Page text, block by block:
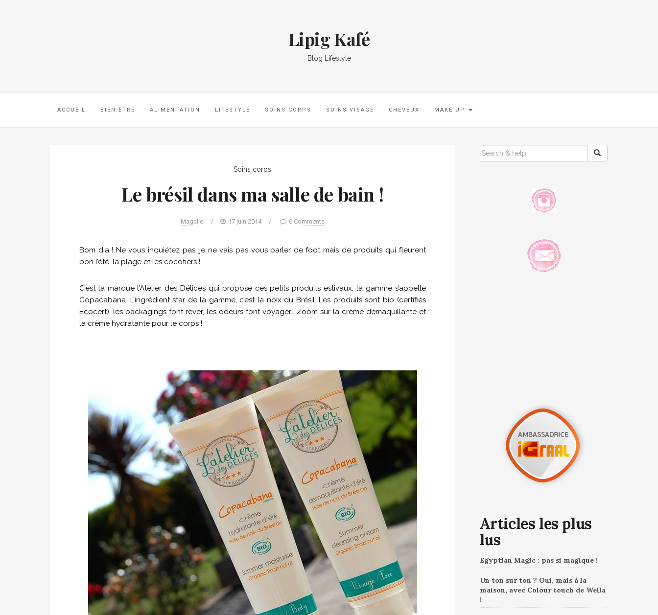
Lipig Kafé
Blog Lifestyle
ACCUEIL BIEN-ÊTRE ALIMENTATION LIFESTYLE SOINS CORPS SOINS VISAGE CHEVEUX MAKE UP
Soins corps
Le brésil dans ma salle de bain !
Magalie / 17 juin 2014 / 6 Comments
Bom dia! Ne vous inquiétez pas, je ne vais pas vous parler de foot mais de produits qui fleurent
bon l’été, la plage et les cocotiers !
C’est la marque l’Atelier des Délices qui propose ces petits produits estivaux, la gamme s’appelle
Copacabana. L’ingrédient star de la gamme, c’est la noix du Brésil. Les produits sont bio (certifiés
Ecocert), les packagings font rêver, les odeurs font voyager… Zoom sur la crème démaquillante et
la crème hydratante pour le corps !
SEARCH
FOR:
Articles les plus
lus
Egyptian Magic : pas si magique !
Un ton sur ton ? Oui, mais à la
maison, avec Colour touch de Wella
!